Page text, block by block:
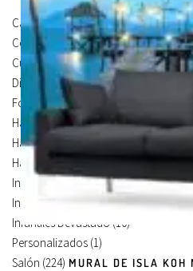
MURAL DE ISLA KOH
Carteles Para Puertas(3)
Cocina
(13)
Cuadros en Vinilos(105)
Diseños en Vinilo(8)
Foto Lienzo
Habitación(4)
Habitación Corte(3)
Habitación Devastado(1)
Infantiles(75)
Infantiles Corte
(65)
Infantiles Devastado (10)
Personalizados (1)
Salón (224)